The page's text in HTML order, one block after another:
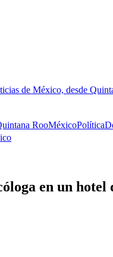
de México, desde
RooMéxicoPolítica
en un hotel